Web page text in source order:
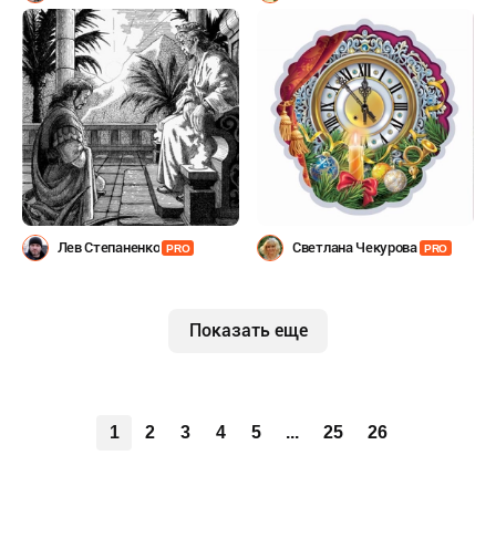
Лев Степаненко PRO Светлана Чекурова PRO
Показать еще
1 2 3 4 5 ... 25 26